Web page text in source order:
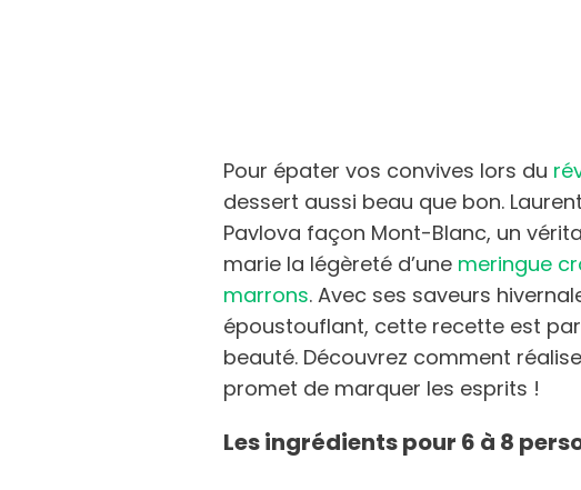
Pour épater vos convives lors du
dessert aussi beau que bon.
Pavlova façon Mont-Blanc, un
marie la légèreté d’une meringue
marrons. Avec ses saveurs
époustouflant, cette recette est
beauté. Découvrez comment
promet de marquer les esprits !
Les ingrédients pour 6 à 8